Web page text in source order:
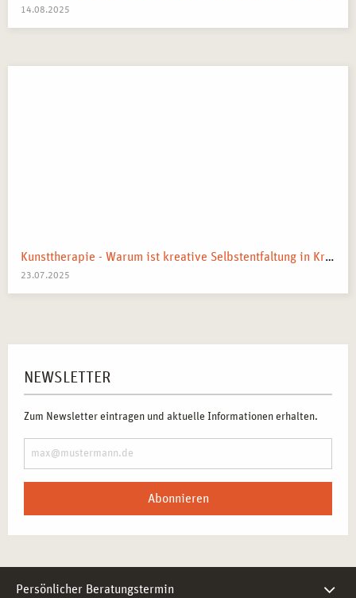
14.08.2025
Kunsttherapie - Warum ist kreative Selbstentfaltung in Krisenzeiten wichtig?
23.07.2025
NEWSLETTER
Zum Newsletter eintragen und aktuelle Informationen erhalten.
Abonnieren
Persönlicher Beratungstermin